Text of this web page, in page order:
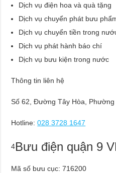
Dịch vụ điện hoa và quà tặng
Dịch vụ chuyển phát bưu
Dịch vụ chuyển tiền trong
Dịch vụ phát hành báo chí
Dịch vụ bưu kiện trong nước
Thông tin liên hệ
Số 62, Đường Tây Hòa, Phường
Hotline: 028 3728 1647
4Bưu điện quận 9
Mã số bưu cục: 716200